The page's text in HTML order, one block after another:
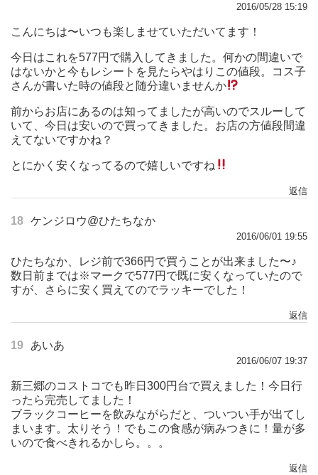
2016/05/28 15:19
こんにちは〜いつも楽しませていただいてます！
今日はこれを577円で購入してきました。何かの間違いで
はないかと今もレシートを見たらやはりこの値段。コス子
さんが書いた時の値段と随分違いませんか
前からお店にあるのは知ってましたが高いのでスルーして
いて、今日は安いので買ってきました。お店の方値段間違
えてないですかね？
とにかく安くなってるので嬉しいですね
返信
18 ケンジロウ@ひたちなか
2016/06/01 19:55
ひたちなか、レジ前で366円で買うことが出来ました〜♪
数日前までは※マークで577円で既に安くなっていたので
すが、さらに安く買えてのでラッキーでした！
返信
19 あいあ
2016/06/07 19:37
新三郷のコストコでも昨日300円台で買えました！今日行
ったら完売してました！
ブラックコーヒーを飲みながらだと、ついつい手が出てし
まいます。太りそう！でもこの食感が病みつきに！量が多
いので食べきれるかしら。。。
返信